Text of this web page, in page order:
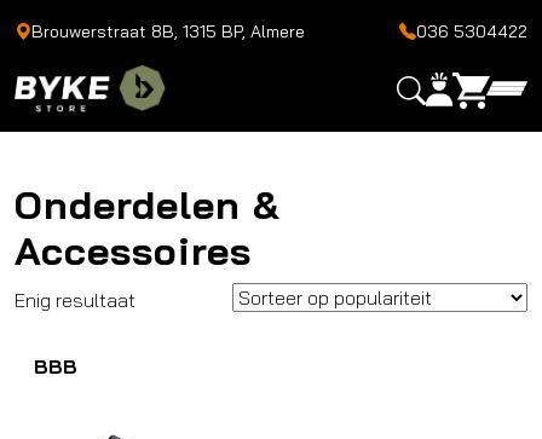
Brouwerstraat 8B, 1315 BP, Almere 036 5304422
Onderdelen &
Accessoires
Enig resultaat
BBB